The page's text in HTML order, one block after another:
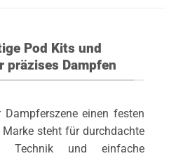
Pod Kits und
präzises Dampfen
einen festen
steht für durchdachte
Technik und einfache